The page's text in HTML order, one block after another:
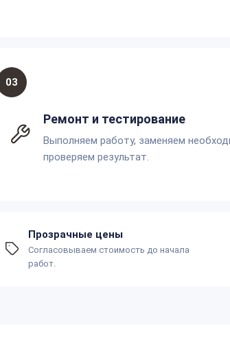
03
Ремонт и тестирование
Выполняем работу, заменяем
проверяем результат.
Прозрачные цены
Согласовываем стоимость до начала
работ.